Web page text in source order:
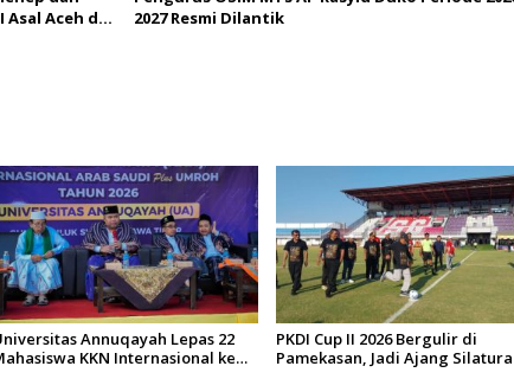
Asal Aceh di
2027 Resmi Dilantik
Annuqayah Lepas 22
KKN Internasional ke
PKDI Cup II 2026 Bergulir di
Pamekasan, Jadi Ajang